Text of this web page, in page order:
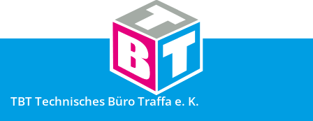
TBT Technisches Büro Traffa e. K.